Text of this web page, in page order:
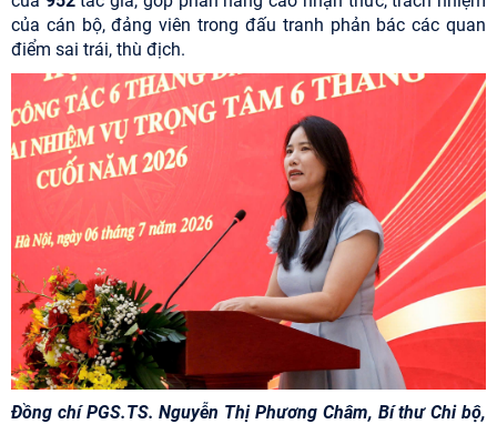
của cán bộ, đảng viên trong đấu tranh phản bác các quan
điểm sai trái, thù địch.
Đồng chí PGS.TS. Nguyễn Thị Phương Châm, Bí thư Chi bộ,